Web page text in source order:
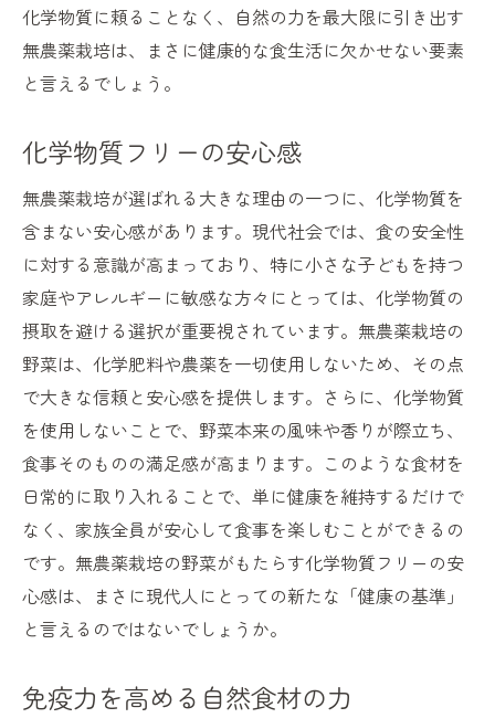
化学物質に頼ることなく、自然の力を最大限に引き出す
無農薬栽培は、まさに健康的な食生活に欠かせない要素
と言えるでしょう。
化学物質フリーの安心感
無農薬栽培が選ばれる大きな理由の一つに、化学物質を
含まない安心感があります。現代社会では、食の安全性
に対する意識が高まっており、特に小さな子どもを持つ
家庭やアレルギーに敏感な方々にとっては、化学物質の
摂取を避ける選択が重要視されています。無農薬栽培の
野菜は、化学肥料や農薬を一切使用しないため、その点
で大きな信頼と安心感を提供します。さらに、化学物質
を使用しないことで、野菜本来の風味や香りが際立ち、
食事そのものの満足感が高まります。このような食材を
日常的に取り入れることで、単に健康を維持するだけで
なく、家族全員が安心して食事を楽しむことができるの
です。無農薬栽培の野菜がもたらす化学物質フリーの安
心感は、まさに現代人にとっての新たな「健康の基準」
と言えるのではないでしょうか。
免疫力を高める自然食材の力